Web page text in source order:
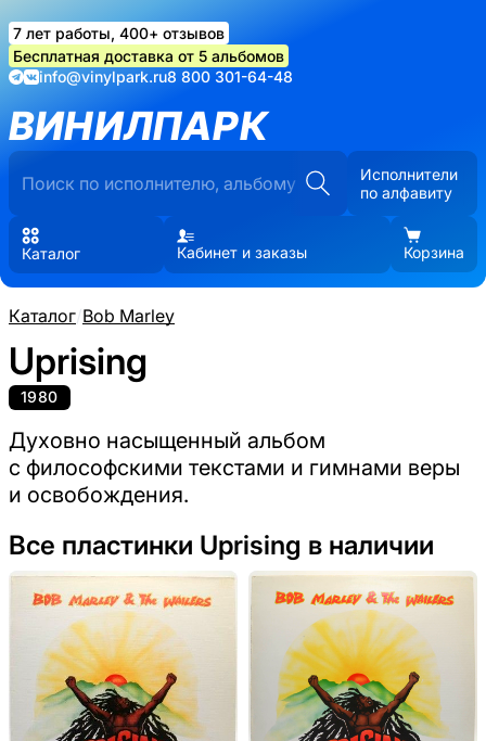
7 лет работы, 400+ отзывов
Бесплатная доставка от 5 альбомов
info@vinylpark.ru8 800 301-64-48
ВИНИЛПАРК
Исполнители
по алфавиту
Каталог Кабинет и заказы Корзина
Каталог/Bob Marley
Uprising
1980
Духовно насыщенный альбом
с философскими текстами и гимнами веры
и освобождения.
Все пластинки Uprising в наличии